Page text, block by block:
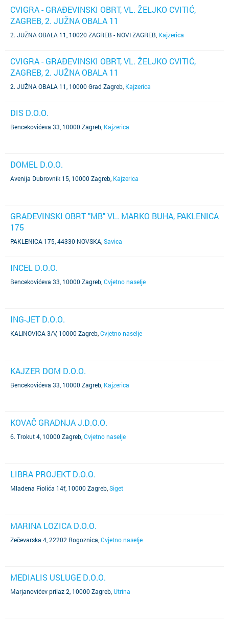
CVIGRA - GRAĐEVINSKI OBRT, VL. ŽELJKO CVITIĆ,
ZAGREB, 2. JUŽNA OBALA 11
2. JUŽNA OBALA 11, 10020 ZAGREB - NOVI ZAGREB Kajzerica
CVIGRA - GRAĐEVINSKI OBRT, VL. ŽELJKO CVITIĆ,
ZAGREB, 2. JUŽNA OBALA 11
2. JUŽNA OBALA 11, 10000 Grad Zagreb Kajzerica
DIS D.O.O.
Bencekovićeva 33, 10000 Zagreb Kajzerica
DOMEL D.O.O.
Avenija Dubrovnik 15, 10000 Zagreb Kajzerica
GRAĐEVINSKI OBRT "MB" VL. MARKO BUHA, PAKLENICA
175
PAKLENICA 175, 44330 NOVSKA Savica
INCEL D.O.O.
Bencekovićeva 33, 10000 Zagreb Cvjetno naselje
ING-JET D.O.O.
KALINOVICA 3/V, 10000 Zagreb Cvjetno naselje
KAJZER DOM D.O.O.
Bencekovićeva 33, 10000 Zagreb Kajzerica
KOVAČ GRADNJA J.D.O.O.
6. Trokut 4, 10000 Zagreb Cvjetno naselje
LIBRA PROJEKT D.O.O.
Mladena Fiolića 14f, 10000 Zagreb Siget
MARINA LOZICA D.O.O.
Zečevarska 4, 22202 Rogoznica Cvjetno naselje
MEDIALIS USLUGE D.O.O.
Marjanovićev prilaz 2, 10000 Zagreb Utrina